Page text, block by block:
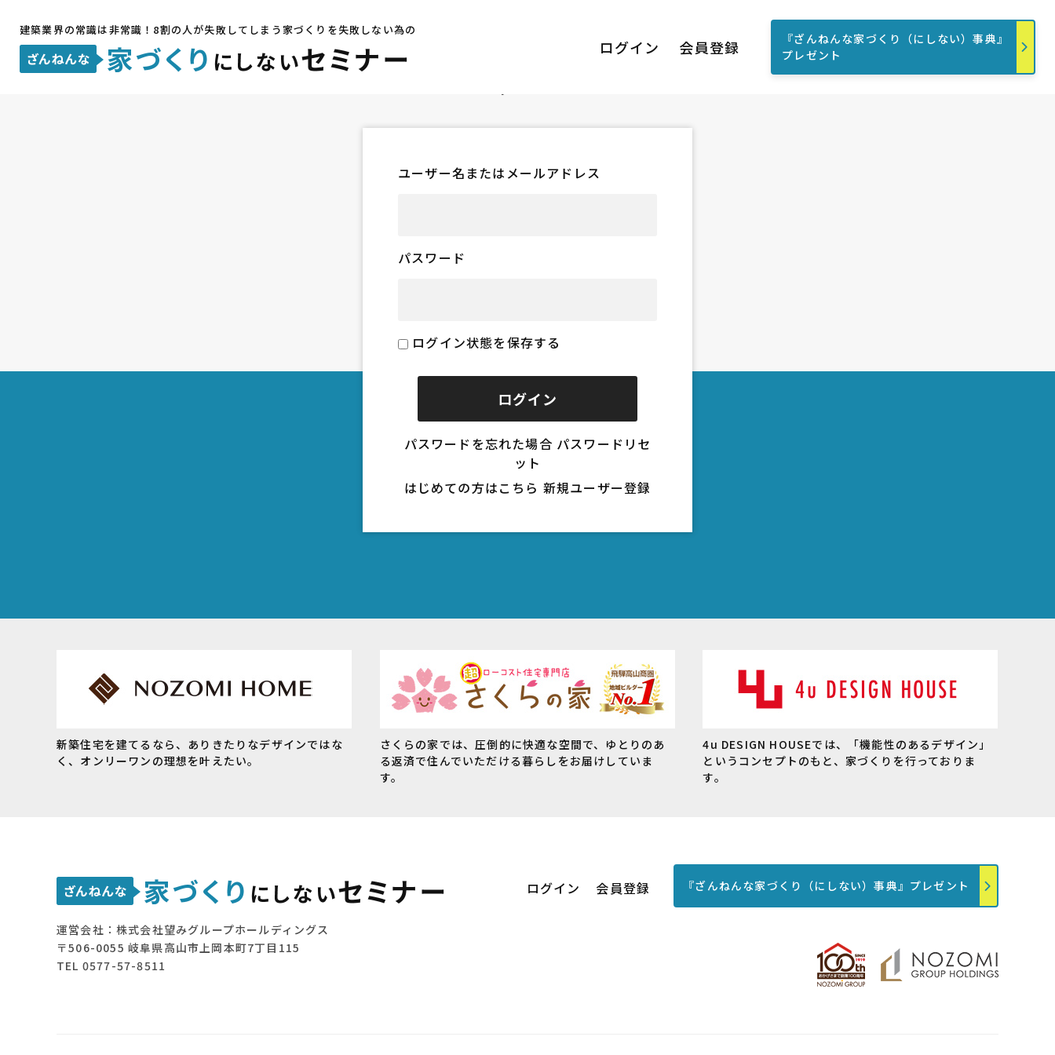
建築業界の常識は非常識！ 8割の人が失敗してしまう家づくりを失敗しない為の
ログイン 会員登録
『ざんねんな家づくり（にしない）事典』
プレゼント
ユーザー名またはメールアドレス
パスワード
ログイン状態を保存する
パスワードを忘れた場合 パスワードリセ
ット
はじめての方はこちら 新規ユーザー登録
新築住宅を建てるなら、ありきたりなデザインではな
く、オンリーワンの理想を叶えたい。
さくらの家では、圧倒的に快適な空間で、ゆとりのあ
る返済で住んでいただける暮らしをお届けしていま
す。
4u DESIGN HOUSEでは、「機能性のあるデザイン」
というコンセプトのもと、家づくりを行っておりま
す。
運営会社：株式会社望みグループホールディングス
〒506-0055 岐阜県高山市上岡本町7丁目115
TEL 0577-57-8511
ログイン 会員登録 『ざんねんな家づくり（にしない）事典』プレゼント